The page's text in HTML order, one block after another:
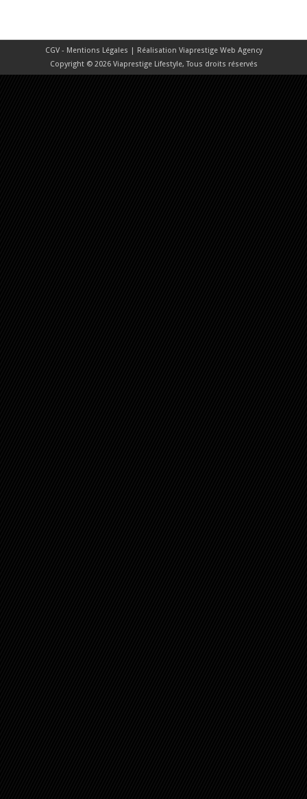
CGV - Mentions Légales | Réalisation Viaprestige Web Agency
Copyright © 2026 Viaprestige Lifestyle, Tous droits réservés